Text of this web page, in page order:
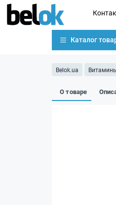
Каталог
Belok.ua
О товаре